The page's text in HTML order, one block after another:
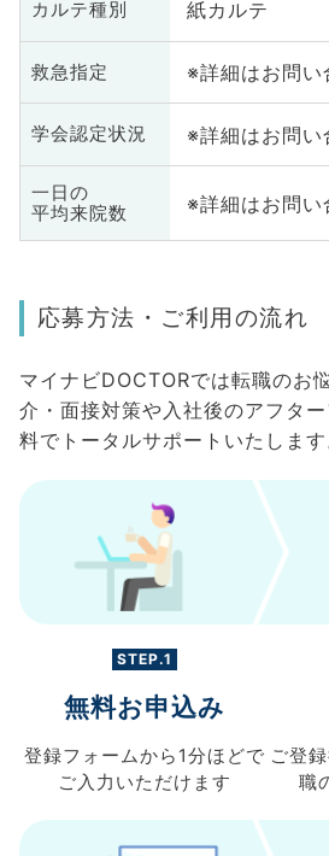
カルテ種別 紙カルテ
救急指定 ※詳細はお問い
学会認定状況 ※詳細はお問い
一日の
平均来院数
※詳細はお問い
応募方法・ご利用の流れ
マイナビDOCTORでは転職のお
介・面接対策や入社後のアフタ
料でトータルサポートいたします
STEP.1
無料お申込み
登録フォームから 1分ほどで
ご入力 いただけます
ご登録
職